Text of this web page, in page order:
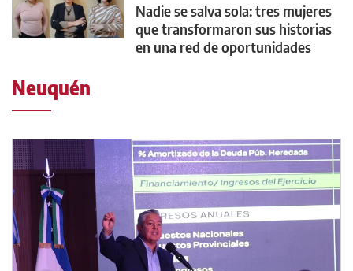
Nadie se salva sola: tres mujeres
que transformaron sus historias
en una red de oportunidades
Neuquén